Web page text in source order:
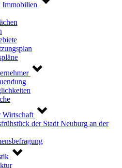
Immobilien
Wirtschaft
der Stadt Neuburg an der